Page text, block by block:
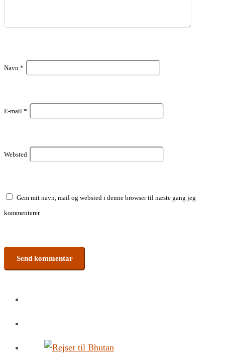
Navn *
E-mail *
Websted
Gem mit navn, mail og websted i denne browser til næste gang jeg
kommenterer.